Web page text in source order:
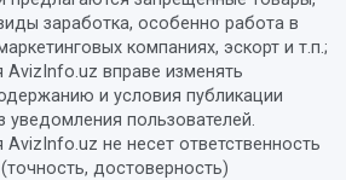
заработка, особенно работа в
компаниях, эскорт и т.п.;
вправе изменять
и условия публикации
уведомления пользователей.
не несет ответственность
достоверность)